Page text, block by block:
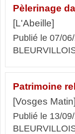
Pèlerinage
[L'Abeille]
Publié le 07/
Patrimoine
[Vosges Matin]
Publié le 13/